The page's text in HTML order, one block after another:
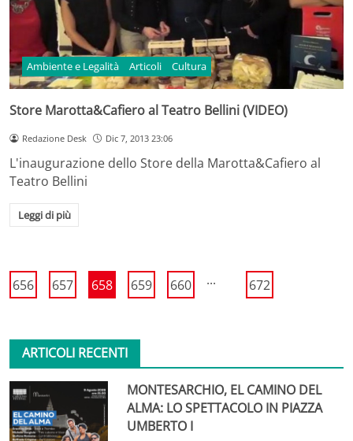
Ambiente e Legalità Articoli Cultura
Store Marotta&Cafiero al Teatro Bellini (VIDEO)
Redazione Desk Dic 7, 2013 23:06
L'inaugurazione dello Store della Marotta&Cafiero al
Teatro Bellini
Leggi di più
656 657 658 659 660 ... 672
ARTICOLI RECENTI
MONTESARCHIO, EL CAMINO DEL
ALMA: LO SPETTACOLO IN PIAZZA
UMBERTO I